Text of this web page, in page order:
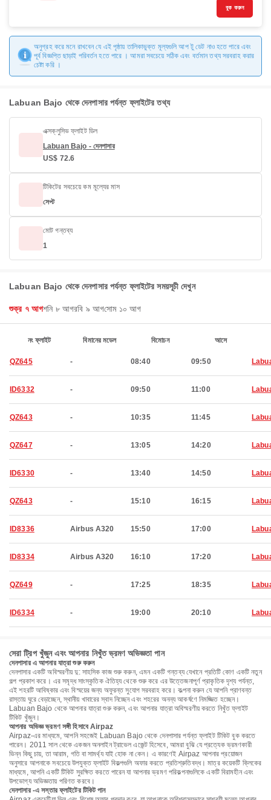
বুক করুন
অনুগ্রহ করে মনে রাখবেন যে এই পৃষ্ঠায় তালিকাভুক্ত মূল্যগুলি আপ টু ডেট নাও হতে পারে এবং
পূর্ব বিজ্ঞপ্তি ছাড়াই পরিবর্তন হতে পারে । আমরা সবচেয়ে সঠিক এবং বর্তমান তথ্য সরবরাহ করার
চেষ্টা করি ।
Labuan Bajo থেকে দেনপাসার পর্যন্ত ফ্লাইটের তথ্য
এক্সক্লুসিভ ফ্লাইট ডিল
Labuan Bajo - দেনপাসার
US$ 72.6
টিকিটের সবচেয়ে কম মূল্যের মাস
সেপ্ট
মোট গন্তব্য
1
Labuan Bajo থেকে দেনপাসার পর্যন্ত ফ্লাইটের সময়সূচী দেখুন
শুক্র ৭ আগশনি ৮ আগরবি ৯ আগসোম ১০ আগ
নং ফ্লাইট বিমানের মডেল বিমোচন আসে
QZ645 - 08:40 09:50
ID6332 - 09:50 11:00
QZ643 - 10:35 11:45
QZ647 - 13:05 14:20
ID6330 - 13:40 14:50
QZ643 - 15:10 16:15
ID8336 Airbus A320 15:50 17:00
ID8334 Airbus A320 16:10 17:20
QZ649 - 17:25 18:35
ID6334 - 19:00 20:10
সেরা ট্রিপ খুঁজুন এবং আপনার নিখুঁত ভ্রমণ অভিজ্ঞতা পান
দেনপাসার এ আপনার যাত্রা শুরু করুন
দেনপাসার একটি অবিস্মরণীয় দু: সাহসিক কাজ শুরু করুন, এমন একটি গন্তব্য যেখানে প্রতিটি কোণ একটি নতুন
গল্প প্রকাশ করে। এর সমৃদ্ধ সাংস্কৃতিক ঐতিহ্য থেকে শুরু করে এর উত্তেজনাপূর্ণ প্রাকৃতিক দৃশ্য পর্যন্ত,
এই শহরটি আবিষ্কার এবং বিস্ময়ের জন্য অফুরন্ত সুযোগ সরবরাহ করে। কল্পনা করুন যে আপনি প্রাণবন্ত
রাস্তায় ঘুরে বেড়াচ্ছেন, স্থানীয় খাবারের স্বাদ নিচ্ছেন এবং শহরের অনন্য আকর্ষণে নিমজ্জিত হচ্ছেন।
Labuan Bajo থেকে আপনার যাত্রা শুরু করুন, এবং আপনার যাত্রা অবিস্মরণীয় করতে নিখুঁত ফ্লাইট
টিকিট খুঁজুন।
আপনার অভিজ্ঞ ভ্রমণ সঙ্গী হিসাবে Airpaz
Airpaz-এর মাধ্যমে, আপনি সহজেই Labuan Bajo থেকে দেনপাসার পর্যন্ত ফ্লাইট টিকিট বুক করতে
পারেন। 2011 সাল থেকে একজন অনলাইন ট্রাভেল এজেন্ট হিসেবে, আমরা বুঝি যে প্রত্যেক ভ্রমণকারী
ভিন্ন কিছু চায়, তা আরাম, গতি বা সামর্থ্য যাই হোক না কেন। এ কারণেই Airpaz আপনার প্রয়োজন
অনুসারে আপনাকে সবচেয়ে উপযুক্ত ফ্লাইট বিকল্পগুলি অফার করতে প্রতিশ্রুতিবদ্ধ। মাত্র কয়েকটি ক্লিকের
মাধ্যমে, আপনি একটি টিকিট সুরক্ষিত করতে পারেন যা আপনার ভ্রমণ পরিকল্পনাগুলিকে একটি বিরামহীন এবং
উপভোগ্য অভিজ্ঞতায় পরিণত করবে।
দেনপাসার -এ সস্তার ফ্লাইটের টিকিট পান